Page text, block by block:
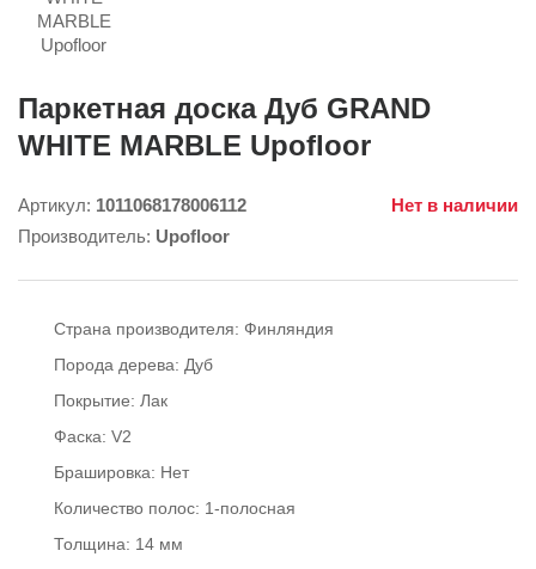
Паркетная доска Дуб GRAND
WHITE MARBLE Upofloor
Артикул: 1011068178006112
Нет в наличии
Производитель: Upofloor
Страна производителя: Финляндия
Порода дерева: Дуб
Покрытие: Лак
Фаска: V2
Брашировка: Нет
Количество полос: 1-полосная
Толщина: 14 мм